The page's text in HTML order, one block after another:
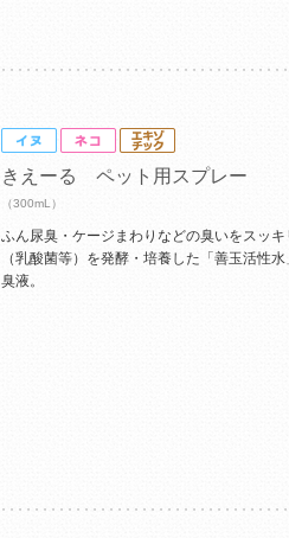
きえーる ペット用スプレー
（300mL）
ふん尿臭・ケージまわりなどの臭いをスッ
（乳酸菌等）を発酵・培養した「善玉活性
臭液。